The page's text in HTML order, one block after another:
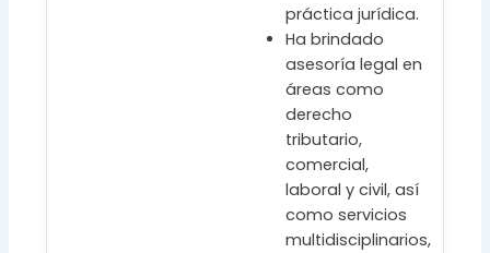
práctica jurídica.
Ha brindado
asesoría legal en
áreas como
derecho
tributario,
comercial,
laboral y civil, así
como servicios
multidisciplinarios,